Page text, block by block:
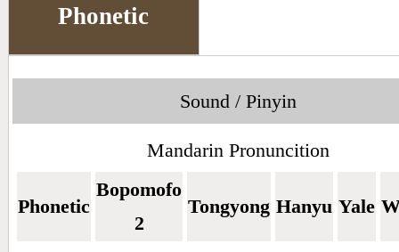
Phonetic
Sound / Pinyin
Mandarin Pronuncition
Phonetic
Bopomofo
2
Tongyong Hanyu Yale